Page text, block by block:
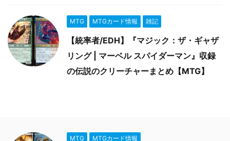
MTG MTGカード情報 雑記
【統率者/EDH】『マジック：ザ・ギャザ
リング | マーベル スパイダーマン』収録
の伝説のクリーチャーまとめ【MTG】
MTG MTGカード情報